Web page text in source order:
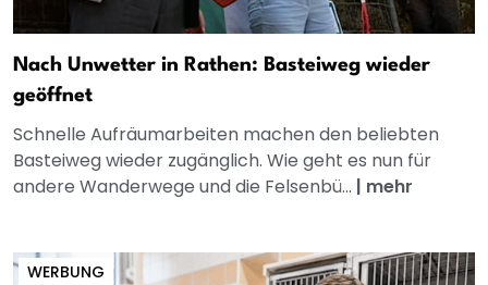
Nach Unwetter in Rathen: Basteiweg wieder
geöffnet
Schnelle Aufräumarbeiten machen den beliebten
Basteiweg wieder zugänglich. Wie geht es nun für
andere Wanderwege und die Felsenbü... | mehr
WERBUNG